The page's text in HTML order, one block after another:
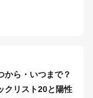
から・いつまで？
クリスト20と陽性